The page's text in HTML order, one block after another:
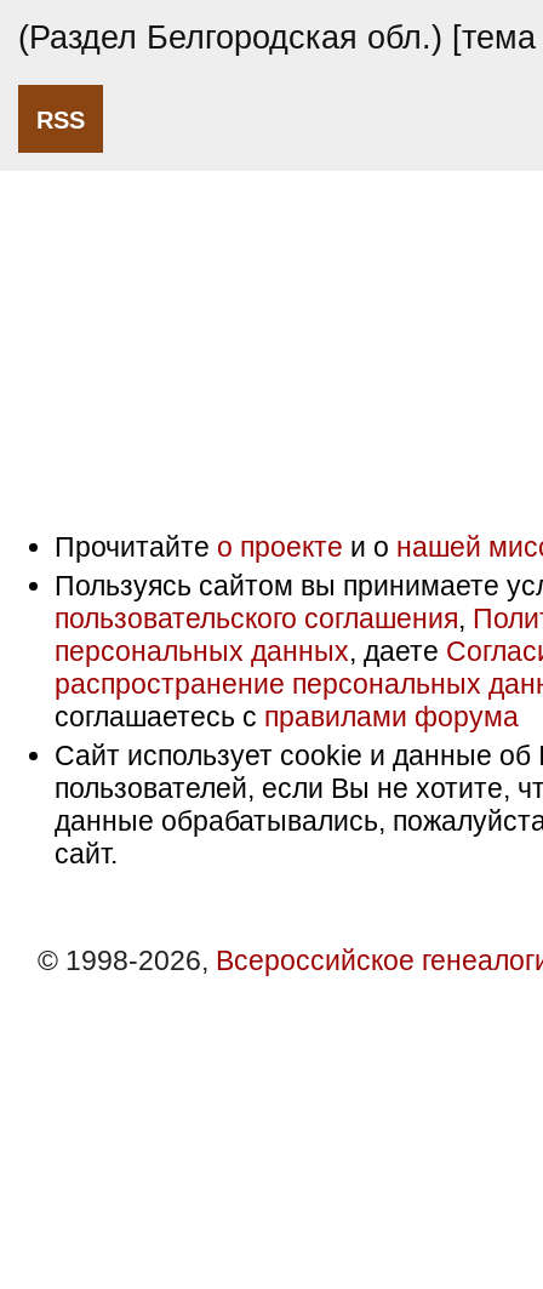
(Раздел Белгородская обл.)
RSS
Прочитайте о проекте и о нашей
Пользуясь сайтом вы принимаете
пользовательского соглашения,
персональных данных, даете
распространение персональных
соглашаетесь с правилами форума
Сайт использует cookie и данные об
пользователей, если Вы не хотите,
данные обрабатывались,
сайт.
© 1998-2026, Всероссийское